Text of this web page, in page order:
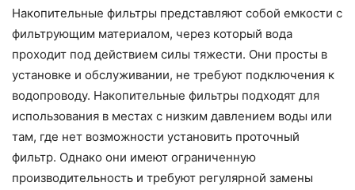
Накопительные фильтры представляют собой емкости с
фильтрующим материалом, через который вода
проходит под действием силы тяжести. Они просты в
установке и обслуживании, не требуют подключения к
водопроводу. Накопительные фильтры подходят для
использования в местах с низким давлением воды или
там, где нет возможности установить проточный
фильтр. Однако они имеют ограниченную
производительность и требуют регулярной замены